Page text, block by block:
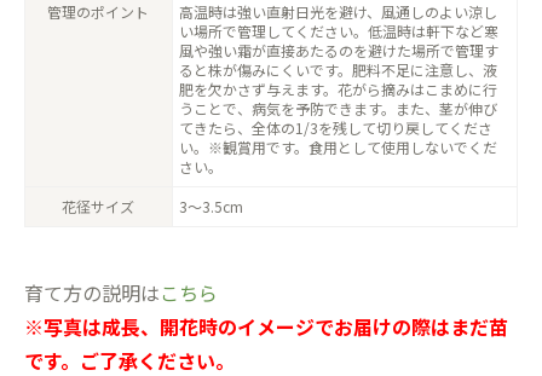
管理のポイント
高温時は強い直射日光を避け、風通しのよい涼し
い場所で管理してください。低温時は軒下など寒
風や強い霜が直接あたるのを避けた場所で管理す
ると株が傷みにくいです。肥料不足に注意し、液
肥を欠かさず与えます。花がら摘みはこまめに行
うことで、病気を予防できます。また、茎が伸び
てきたら、全体の1/3を残して切り戻してくださ
い。※観賞用です。食用として使用しないでくだ
さい。
花径サイズ
3〜3.5cm
育て方の説明はこちら
※写真は成長、開花時のイメージでお届けの際はまだ苗
です。ご了承ください。